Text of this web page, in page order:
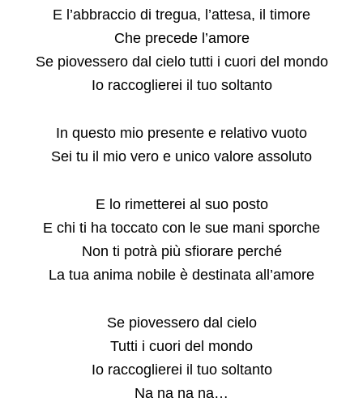
E l’abbraccio di tregua, l’attesa, il timore
Che precede l’amore
Se piovessero dal cielo tutti i cuori del mondo
Io raccoglierei il tuo soltanto
In questo mio presente e relativo vuoto
Sei tu il mio vero e unico valore assoluto
E lo rimetterei al suo posto
E chi ti ha toccato con le sue mani sporche
Non ti potrà più sfiorare perché
La tua anima nobile è destinata all’amore
Se piovessero dal cielo
Tutti i cuori del mondo
Io raccoglierei il tuo soltanto
Na na na na…